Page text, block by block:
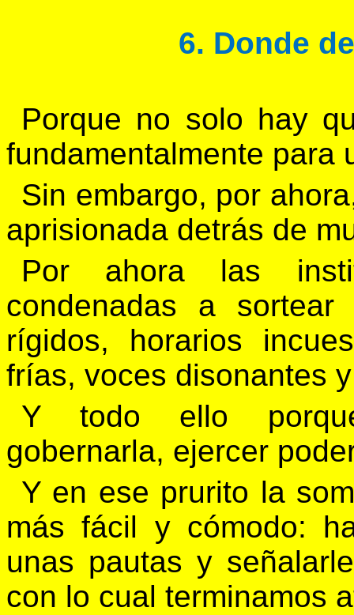
6. Donde
Porque no solo hay
fundamentalmente para
Sin embargo, por
aprisionada detrás de
Por ahora las
condenadas a
rígidos, horarios
frías, voces disonantes
Y todo ello porque
gobernarla, ejercer
Y en ese prurito la
más fácil y cómodo:
unas pautas y
con lo cual terminamos